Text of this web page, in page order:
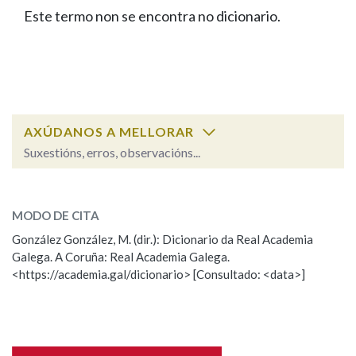
FIGURAS HOMENAXEADAS
PORTAL DAS PALABRAS
Facebook
TwitterYoutubeInstagram
Bluesky
BUSCAR NOS LEMAS
Remata por
BUSCAR NO CONTIDO
Nas definicións
Este termo non se encontra no dicionario.
AXÚDANOS A MELLORAR
Suxestións, erros, observacións...
Observación
Nome
MODO DE CITA
González González, M. (dir.): Dicionario da Real Academia
Galega. A Coruña: Real Academia Galega.
<https://academia.gal/dicionario> [Consultado: <data>]